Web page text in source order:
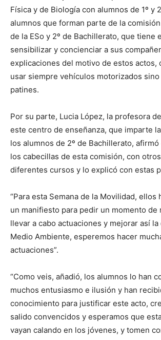
Física y de Biología con alumnos de 1º y
alumnos que forman parte de la
de la ESo y 2º de Bachillerato, que tiene
sensibilizar y concienciar a sus
explicaciones del motivo de estos actos,
usar siempre vehículos motorizados
patines.
Por su parte, Lucia López, la profesora
este centro de enseñanza, que imparte
los alumnos de 2º de Bachillerato,
los cabecillas de esta comisión, con
diferentes cursos y lo explicó con estas
“Para esta Semana de la Movilidad, ellos
un manifiesto para pedir un momento de
llevar a cabo actuaciones y mejorar así la
Medio Ambiente, esperemos hacer
actuaciones”.
“Como veis, añadió, los alumnos lo han
muchos entusiasmo e ilusión y han
conocimiento para justificar este acto,
salido convencidos y esperamos que
vayan calando en los jóvenes, y tomen